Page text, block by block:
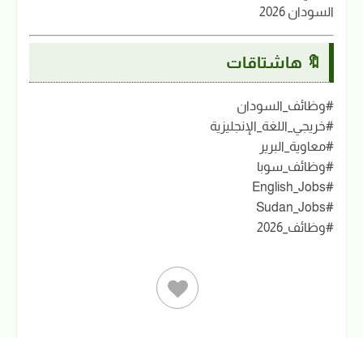
السودان 2026
🔖 هاشتاقات
#وظائف_السودان
#خريجي_اللغة_الإنجليزية
#معاوية_البرير
#وظائف_سوبا
#English_Jobs
#Sudan_Jobs
#وظائف_2026